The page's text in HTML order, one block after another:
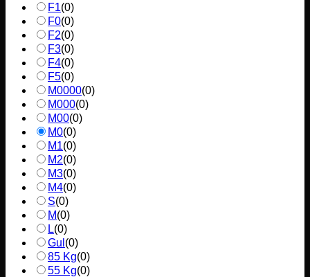
F1(0)
F0(0)
F2(0)
F3(0)
F4(0)
F5(0)
M0000(0)
M000(0)
M00(0)
M0(0)
M1(0)
M2(0)
M3(0)
M4(0)
S(0)
M(0)
L(0)
Gul (0)
85 Kg(0)
55 Kg(0)